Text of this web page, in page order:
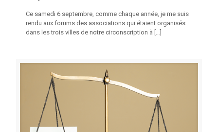
Ce samedi 6 septembre, comme chaque année, je me suis
rendu aux forums des associations qui étaient organisés
dans les trois villes de notre circonscription à […]